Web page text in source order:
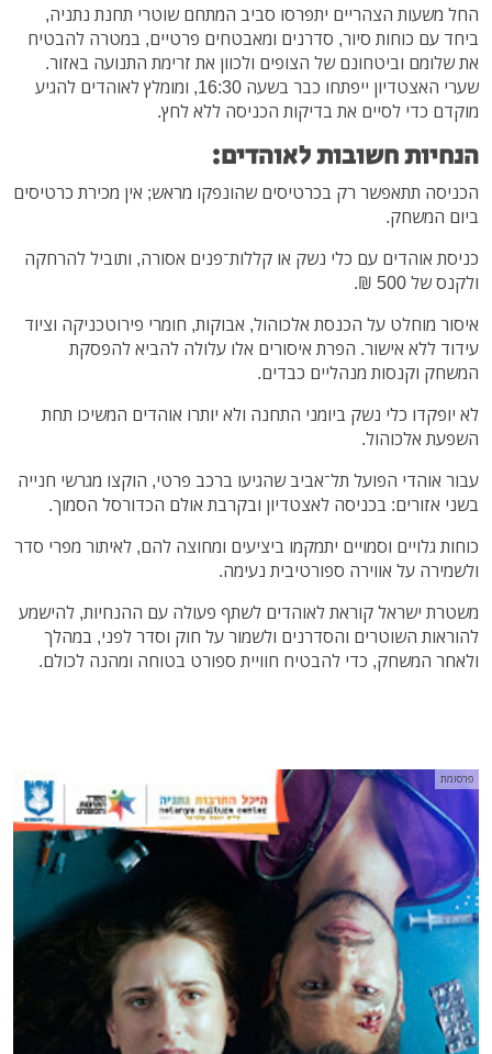
החל משעות הצהריים יתפרסו סביב המתחם שוטרי תחנת נתניה,
ביחד עם כוחות סיור, סדרנים ומאבטחים פרטיים, במטרה להבטיח
את שלומם וביטחונם של הצופים ולכוון את זרימת התנועה באזור.
שערי האצטדיון ייפתחו כבר בשעה 16:30, ומומלץ לאוהדים להגיע
מוקדם כדי לסיים את בדיקות הכניסה ללא לחץ.
הנחיות חשובות לאוהדים:
הכניסה תתאפשר רק בכרטיסים שהונפקו מראש; אין מכירת כרטיסים
ביום המשחק.
כניסת אוהדים עם כלי נשק או קללות־פנים אסורה, ותוביל להרחקה
ולקנס של 500 ₪.
איסור מוחלט על הכנסת אלכוהול, אבוקות, חומרי פירוטכניקה וציוד
עידוד ללא אישור. הפרת איסורים אלו עלולה להביא להפסקת
המשחק וקנסות מנהליים כבדים.
לא יופקדו כלי נשק ביומני התחנה ולא יותרו אוהדים המשיכו תחת
השפעת אלכוהול.
עבור אוהדי הפועל תל־אביב שהגיעו ברכב פרטי, הוקצו מגרשי חנייה
בשני אזורים: בכניסה לאצטדיון ובקרבת אולם הכדורסל הסמוך.
כוחות גלויים וסמויים יתמקמו ביציעים ומחוצה להם, לאיתור מפרי סדר
ולשמירה על אווירה ספורטיבית נעימה.
משטרת ישראל קוראת לאוהדים לשתף פעולה עם ההנחיות, להישמע
להוראות השוטרים והסדרנים ולשמור על חוק וסדר לפני, במהלך
ולאחר המשחק, כדי להבטיח חוויית ספורט בטוחה ומהנה לכולם.
פרסומת